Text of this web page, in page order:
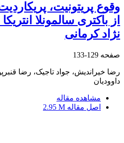
وقوع پریتونیت،
از باکتری سالمونلا
نژاد کرمانی
صفحه 129-133
رضا خیراندیش، جواد تاجیک، رضا
داوودیان
مشاهده مقاله
اصل مقاله 2.95 M